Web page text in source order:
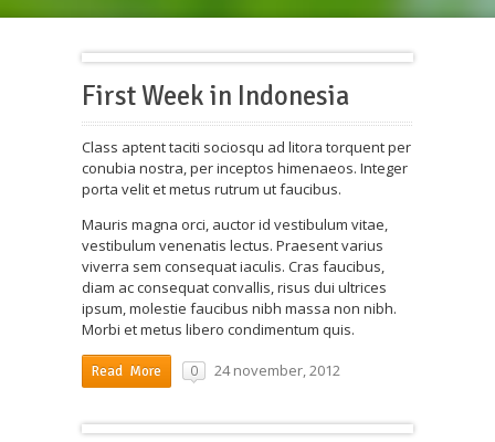
First Week in Indonesia
Class aptent taciti sociosqu ad litora torquent per
conubia nostra, per inceptos himenaeos. Integer
porta velit et metus rutrum ut faucibus.
Mauris magna orci, auctor id vestibulum vitae,
vestibulum venenatis lectus. Praesent varius
viverra sem consequat iaculis. Cras faucibus,
diam ac consequat convallis, risus dui ultrices
ipsum, molestie faucibus nibh massa non nibh.
Morbi et metus libero condimentum quis.
Read More 0 24 november, 2012